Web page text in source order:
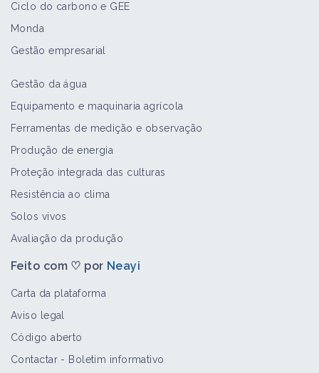
Medicago minima
Osteospermum
Ciclo do carbono e GEE
Monda
Gestão empresarial
Gestão da água
Equipamento e maquinaria agrícola
Ferramentas de medição e observação
Produção de energia
Proteção integrada das culturas
Resistência ao clima
Solos vivos
Avaliação da produção
Feito com ♡ por Neayi
Carta da plataforma
Aviso legal
Código aberto
Contactar- Boletim informativo